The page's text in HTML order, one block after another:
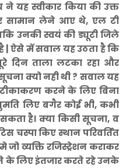
ने यह स्वीकार किया की उक्त
सामान लेने आए थे, एल टी
उनकी स्वयं की ड्यूटी जिले
| ऐसे में सवाल यह उठता है कि
दिन ताला लटका रहा और
क्यो नही थी ? सवाल यह
करने के लिए बिना
लिए बगैर कोई भी, कभी
सकता है। क्या किसी सूचना, व
चस्पा किए स्थान परिवर्तित
व्यक्ति रजिस्ट्रेशन कराकर
के लिए इंतजार करते रहे उनके